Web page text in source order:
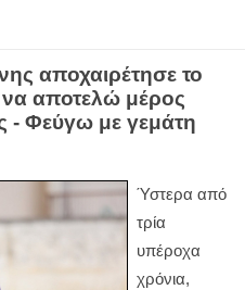
αποχαιρέτησε το
αποτελώ μέρος
- Φεύγω με γεμάτη
Ύστερα από
τρία
υπέροχα
χρόνια,